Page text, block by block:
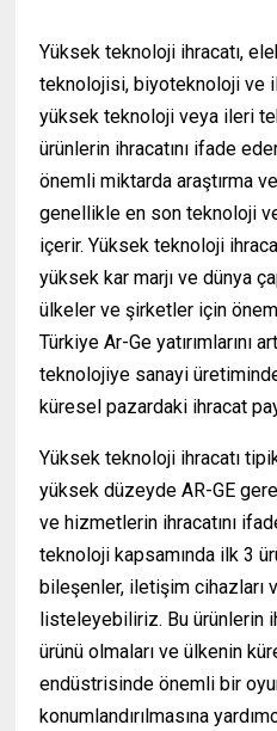
Yüksek teknoloji ihracatı,
teknolojisi, biyoteknoloji ve
yüksek teknoloji veya ileri
ürünlerin ihracatını ifade
önemli miktarda araştırma
genellikle en son teknoloji
içerir. Yüksek teknoloji
yüksek kar marjı ve dünya
ülkeler ve şirketler için
Türkiye Ar-Ge yatırımlarını
teknolojiye sanayi
küresel pazardaki ihracat
Yüksek teknoloji ihracatı
yüksek düzeyde AR-GE
ve hizmetlerin ihracatını
teknoloji kapsamında ilk 3
bileşenler, iletişim cihazları
listeleyebiliriz. Bu ürünlerin
ürünü olmaları ve ülkenin
endüstrisinde önemli bir
konumlandırılmasına